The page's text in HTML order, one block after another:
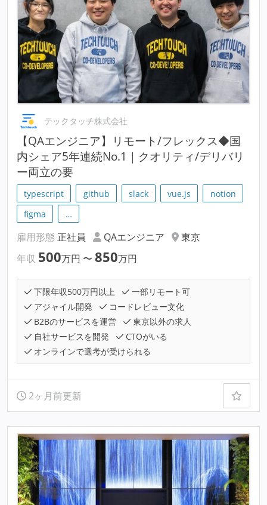
テックタッチ株式会社
【QAエンジニア】リモート/フレックス◆国
内シェア5年連続No.1｜クオリティ/デリバリ
ー両立の要
typescript github slack vue.js
notion
figma
…
雇用形態 正社員 QAエンジニア
東京
年収 500万円 〜 850万円
下限年収500万円以上
一部リモート可
アジャイル開発
コードレビュー文化
B2Bのサービスを運営
東京以外の求人
自社サービスを開発
CTOがいる
オンラインで選考が受けられる
2ヶ月前更新